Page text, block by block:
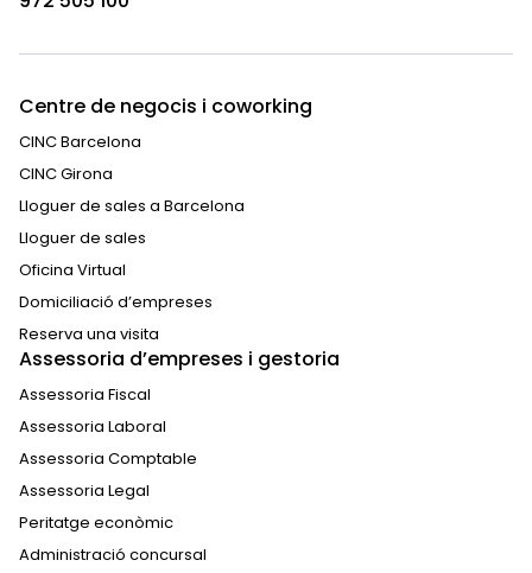
Centre de negocis i coworking
CINC Barcelona
CINC Girona
Lloguer de sales a Barcelona
Lloguer de sales
Oficina Virtual
Domiciliació d’empreses
Reserva una visita
Assessoria d’empreses i gestoria
Assessoria Fiscal
Assessoria Laboral
Assessoria Comptable
Assessoria Legal
Peritatge econòmic
Administració concursal